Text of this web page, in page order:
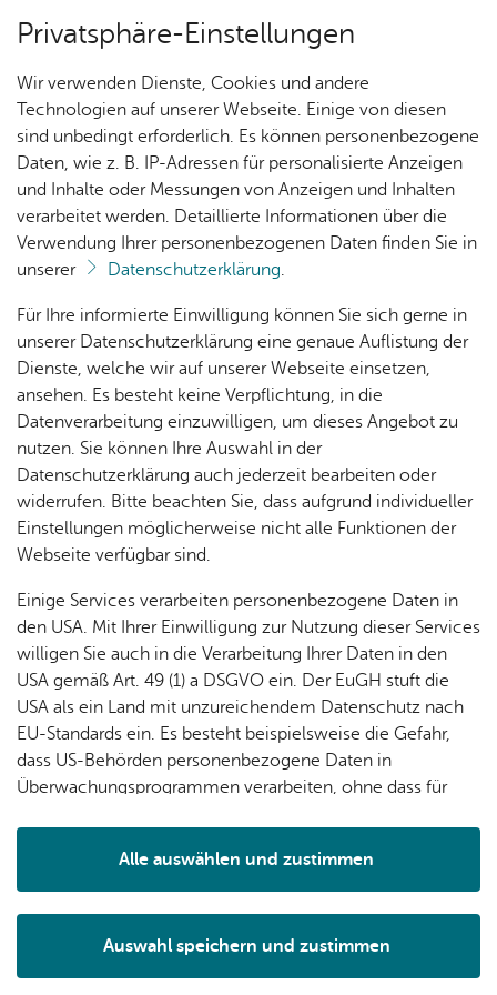
Ak­tu­el­les
Nach­
Ver­an­
stal­
tun­
gen
Kin­der­
pro­
gramm
Aus­
wahl­
Me­di­
tipps
Ak­tu­el­les
Vor­le­sen
Alle Ver­an­stal­tun­gen
Ver­pas­sen Sie keine Ver­an­stal­tung mehr: In un­se­
rem On­line-Ver­an­stal­tungs­ka­len­der fin­den Sie
alle an­ste­hen­den Ver­an­stal­tun­gen im Me­di­en­haus
am See
Ver­an­stal­tungs­lis­te dru­cken Fil­ter lö­schen
Sams­tag, 08. Au­gust 2026, 11:00 Uhr–11:45 Uhr, Aus­guck im Me­
di­en­haus am See
Vor­le­se­stun­de „Paul Wü­te­rich“
Für Kin­der,Vor­le­se­stun­de
Zweig­stel­le Fisch­bach
TOP Vor­le­se­stun­de „Ese­lin Eve­lyn – das beste
Erd­männ­chen der Welt“
Vor­le­se­stun­de
Privatsphäre-Einstellungen
Wir verwenden Dienste, Cookies und andere
Technologien auf unserer Webseite. Einige von diesen
sind unbedingt erforderlich. Es können personenbezogene
Daten, wie z. B. IP-Adressen für personalisierte Anzeigen
und Inhalte oder Messungen von Anzeigen und Inhalten
verarbeitet werden. Detaillierte Informationen über die
Verwendung Ihrer personenbezogenen Daten finden Sie in
unserer
Datenschutzerklärung.
Für Ihre informierte Einwilligung können Sie sich gerne in
unserer Datenschutzerklärung eine genaue Auflistung der
Dienste, welche wir auf unserer Webseite einsetzen,
ansehen. Es besteht keine Verpflichtung, in die
Datenverarbeitung einzuwilligen, um dieses Angebot zu
nutzen. Sie können Ihre Auswahl in der
Datenschutzerklärung auch jederzeit bearbeiten oder
widerrufen. Bitte beachten Sie, dass aufgrund individueller
Einstellungen möglicherweise nicht alle Funktionen der
Webseite verfügbar sind.
Einige Services verarbeiten personenbezogene Daten in
den USA. Mit Ihrer Einwilligung zur Nutzung dieser Services
willigen Sie auch in die Verarbeitung Ihrer Daten in den
USA gemäß Art. 49 (1) a DSGVO ein. Der EuGH stuft die
USA als ein Land mit unzureichendem Datenschutz nach
EU-Standards ein. Es besteht beispielsweise die Gefahr,
dass US-Behörden personenbezogene Daten in
Überwachungsprogrammen verarbeiten, ohne dass für
Auswahl speichern und zustimmen
Alle auswählen und zustimmen